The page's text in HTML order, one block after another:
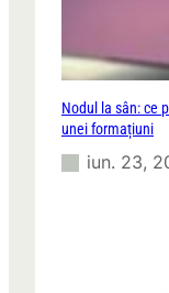
Nodul la sân: ce
unei formațiuni
iun. 23,